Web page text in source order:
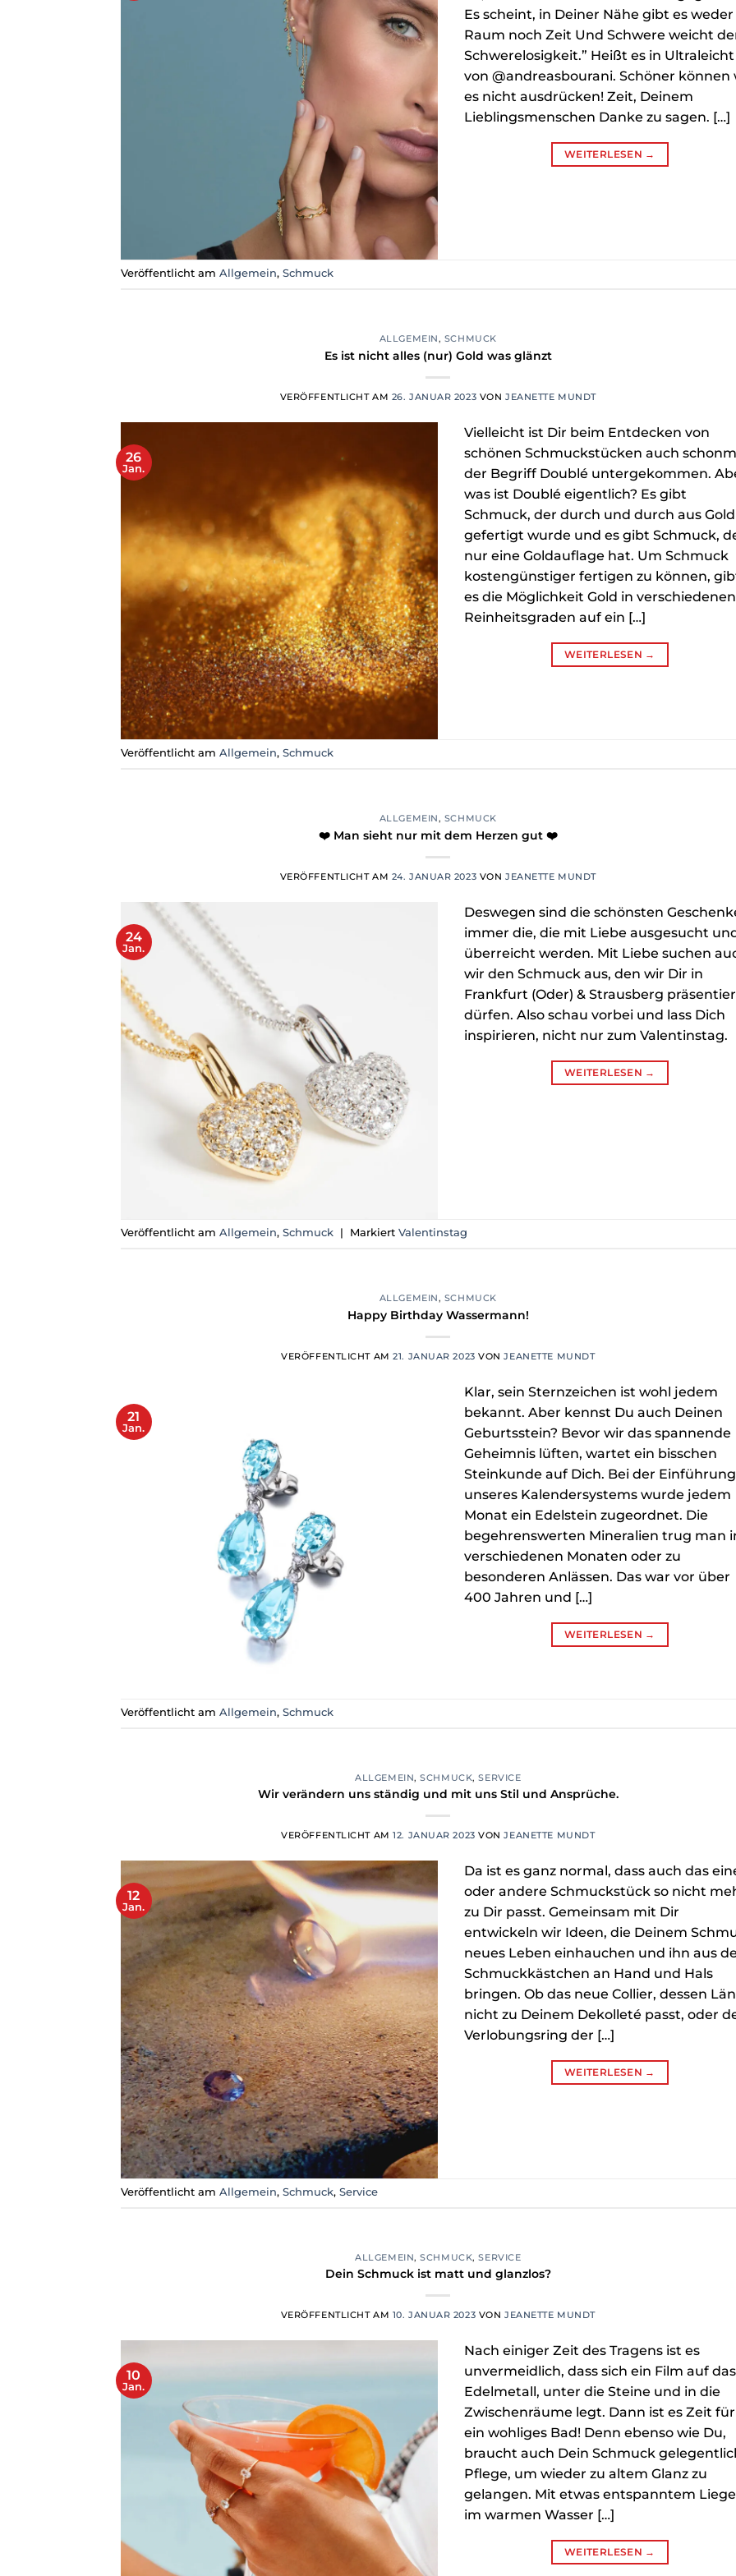
Es scheint, in Deiner Nähe gibt es weder
Raum noch Zeit Und Schwere weicht
Schwerelosigkeit.” Heißt es in Ultraleicht
von @andreasbourani. Schöner können
es nicht ausdrücken! Zeit, Deinem
Lieblingsmenschen Danke zu sagen. […]
WEITERLESEN →
Veröffentlicht am Allgemein, Schmuck
ALLGEMEIN, SCHMUCK
Es ist nicht alles (nur) Gold was glänzt
VERÖFFENTLICHT AM 26. JANUAR 2023 VON JEANETTE MUNDT
26
Jan.
Vielleicht ist Dir beim Entdecken von
schönen Schmuckstücken auch
der Begriff Doublé untergekommen.
was ist Doublé eigentlich? Es gibt
Schmuck, der durch und durch aus Gold
gefertigt wurde und es gibt Schmuck,
nur eine Goldauflage hat. Um Schmuck
kostengünstiger fertigen zu können,
es die Möglichkeit Gold in verschiedenen
Reinheitsgraden auf ein […]
WEITERLESEN →
Veröffentlicht am Allgemein, Schmuck
ALLGEMEIN, SCHMUCK
❤️ Man sieht nur mit dem Herzen gut ❤️
VERÖFFENTLICHT AM 24. JANUAR 2023 VON JEANETTE MUNDT
24
Jan.
Deswegen sind die schönsten
immer die, die mit Liebe ausgesucht
überreicht werden. Mit Liebe suchen
wir den Schmuck aus, den wir Dir in
Frankfurt (Oder) & Strausberg
dürfen. Also schau vorbei und lass Dich
inspirieren, nicht nur zum Valentinstag.
WEITERLESEN →
Veröffentlicht am Allgemein, Schmuck | Markiert Valentinstag
ALLGEMEIN, SCHMUCK
Happy Birthday Wassermann!
VERÖFFENTLICHT AM21. JANUAR 2023 VONJEANETTE MUNDT
21
Jan.
Klar, sein Sternzeichen ist wohl jedem
bekannt. Aber kennst Du auch Deinen
Geburtsstein? Bevor wir das spannende
Geheimnis lüften, wartet ein bisschen
Steinkunde auf Dich. Bei der Einführung
unseres Kalendersystems wurde jedem
Monat ein Edelstein zugeordnet. Die
begehrenswerten Mineralien trug man
verschiedenen Monaten oder zu
besonderen Anlässen. Das war vor über
400 Jahren und […]
WEITERLESEN →
Veröffentlicht am Allgemein, Schmuck
ALLGEMEIN,SCHMUCK,SERVICE
Wir verändern uns ständig und mit uns Stil und Ansprüche.
VERÖFFENTLICHT AM12. JANUAR 2023 VONJEANETTE MUNDT
12
Jan.
Da ist es ganz normal, dass auch das
oder andere Schmuckstück so nicht
zu Dir passt. Gemeinsam mit Dir
entwickeln wir Ideen, die Deinem
neues Leben einhauchen und ihn aus
Schmuckkästchen an Hand und Hals
bringen. Ob das neue Collier, dessen
nicht zu Deinem Dekolleté passt, oder
Verlobungsring der […]
WEITERLESEN →
Veröffentlicht am Allgemein, Schmuck, Service
ALLGEMEIN,SCHMUCK,SERVICE
Dein Schmuck ist matt und glanzlos?
VERÖFFENTLICHT AM 10. JANUAR 2023 VON JEANETTE MUNDT
10
Jan.
Nach einiger Zeit des Tragens ist es
unvermeidlich, dass sich ein Film auf das
Edelmetall, unter die Steine und in die
Zwischenräume legt. Dann ist es Zeit für
ein wohliges Bad! Denn ebenso wie Du,
braucht auch Dein Schmuck
Pflege, um wieder zu altem Glanz zu
gelangen. Mit etwas entspanntem
im warmen Wasser […]
WEITERLESEN →